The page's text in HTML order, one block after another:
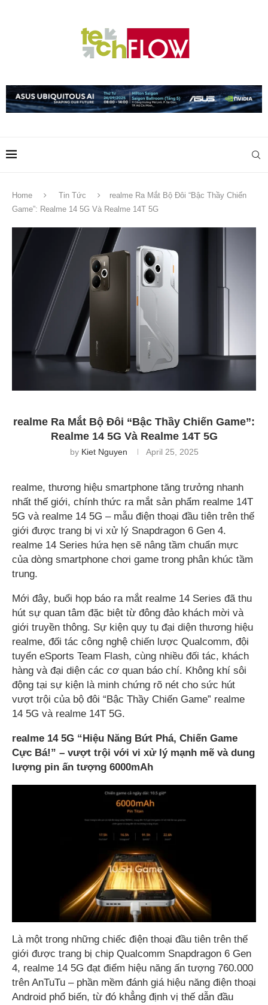
Home Tin Tức
realme Ra Mắt Bộ Đôi “Bậc Thầy Chiến
Game”: Realme 14 5G Và Realme 14T 5G
realme Ra Mắt Bộ Đôi “Bậc Thầy Chiến Game”:
Realme 14 5G Và Realme 14T 5G
by Kiet Nguyen April 25, 2025
realme, thương hiệu smartphone tăng trưởng nhanh
nhất thế giới, chính thức ra mắt sản phẩm realme 14T
5G và realme 14 5G – mẫu điện thoại đầu tiên trên thế
giới được trang bị vi xử lý Snapdragon 6 Gen 4.
realme 14 Series hứa hẹn sẽ nâng tầm chuẩn mực
của dòng smartphone chơi game trong phân khúc tầm
trung.
Mới đây, buổi họp báo ra mắt realme 14 Series đã thu
hút sự quan tâm đặc biệt từ đông đảo khách mời và
giới truyền thông. Sự kiện quy tụ đại diện thương hiệu
realme, đối tác công nghệ chiến lược Qualcomm, đội
tuyển eSports Team Flash, cùng nhiều đối tác, khách
hàng và đại diện các cơ quan báo chí. Không khí sôi
động tại sự kiện là minh chứng rõ nét cho sức hút
vượt trội của bộ đôi “Bậc Thầy Chiến Game” realme
14 5G và realme 14T 5G.
realme 14 5G “Hiệu Năng Bứt Phá, Chiến Game
Cực Bá!” – vượt trội với vi xử lý mạnh mẽ và dung
lượng pin ấn tượng 6000mAh
Là một trong những chiếc điện thoại đầu tiên trên thế
giới được trang bị chip Qualcomm Snapdragon 6 Gen
4, realme 14 5G đạt điểm hiệu năng ấn tượng 760.000
trên AnTuTu – phần mềm đánh giá hiệu năng điện thoại
Android phổ biến, từ đó khẳng định vị thế dẫn đầu